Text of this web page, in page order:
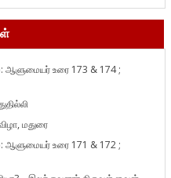
உரை 173 & 174 ;
மதுரை
உரை 171 & 172 ;